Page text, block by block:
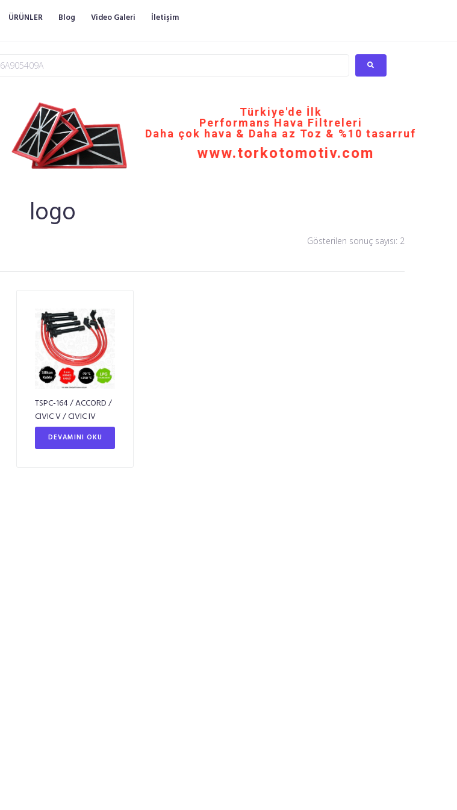
ÜRÜNLER Blog Video Galeri İletişim
Türkiye'de İlk
Performans Hava Filtreleri
Daha çok hava & Daha az Toz & %10 tasarruf
www.torkotomotiv.com
logo
Gösterilen sonuç sayısı: 2
TSPC-164 / ACCORD /
CIVIC V / CIVIC IV
DEVAMINI OKU